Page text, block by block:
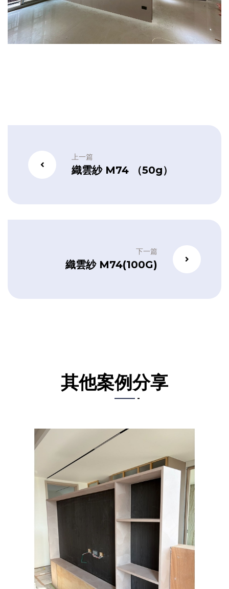
上一篇
織雲紗 M74 （50g）
下一篇
織雲紗 M74(100G)
其他案例分享